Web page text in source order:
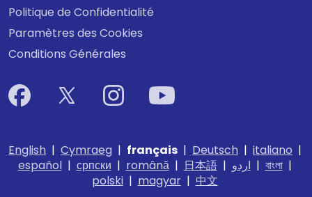
Politique de Confidentialité
Paramètres des Cookies
Conditions Générales
English | Cymraeg | français | Deutsch | italiano |
español| српски | română| 日本語| اردو | বাংলা|
polski| magyar| 中文